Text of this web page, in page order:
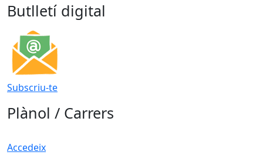
Butlletí digital
Subscriu-te
Plànol / Carrers
Accedeix